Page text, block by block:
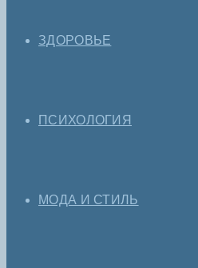
ЗДОРОВЬЕ
ПСИХОЛОГИЯ
МОДА И СТИЛЬ